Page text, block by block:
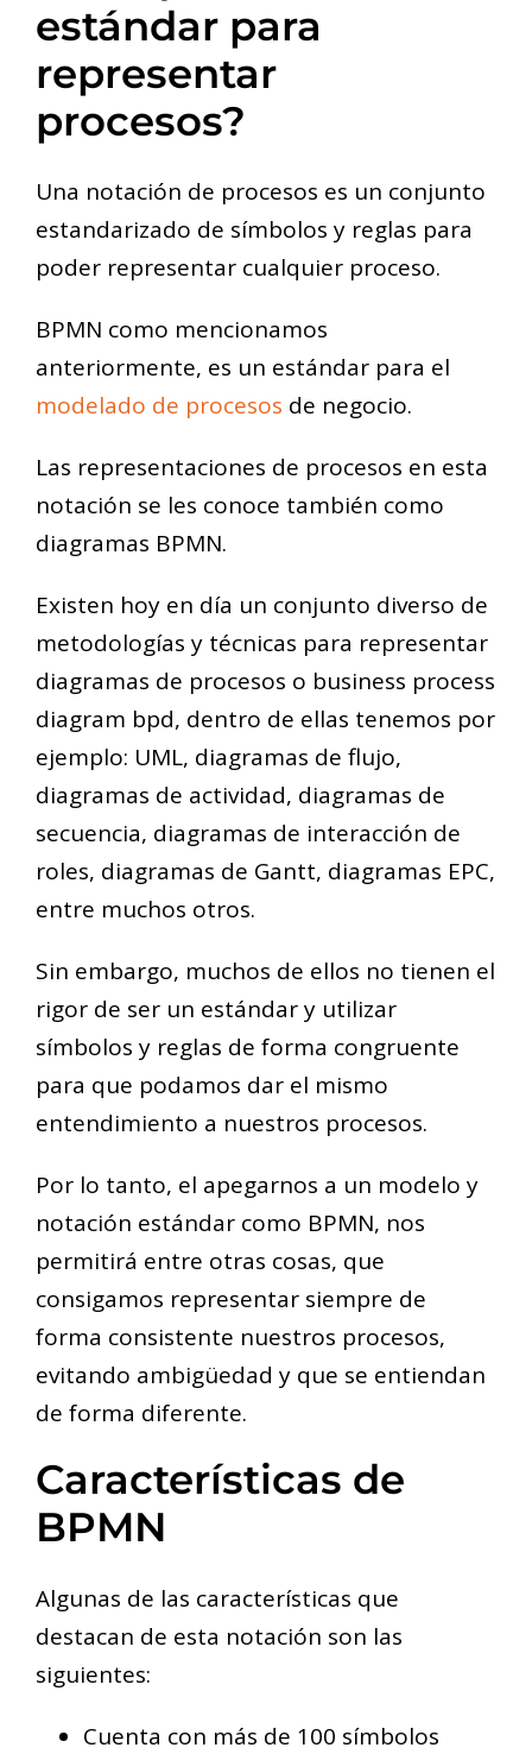
estándar para
representar
procesos?
Una notación de procesos es un conjunto
estandarizado de símbolos y reglas para
poder representar cualquier proceso.
BPMN como mencionamos
anteriormente, es un estándar para el
modelado de procesos de negocio.
Las representaciones de procesos en esta
notación se les conoce también como
diagramas BPMN.
Existen hoy en día un conjunto diverso de
metodologías y técnicas para representar
diagramas de procesos o business process
diagram bpd, dentro de ellas tenemos por
ejemplo: UML, diagramas de flujo,
diagramas de actividad, diagramas de
secuencia, diagramas de interacción de
roles, diagramas de Gantt, diagramas EPC,
entre muchos otros.
Sin embargo, muchos de ellos no tienen el
rigor de ser un estándar y utilizar
símbolos y reglas de forma congruente
para que podamos dar el mismo
entendimiento a nuestros procesos.
Por lo tanto, el apegarnos a un modelo y
notación estándar como BPMN, nos
permitirá entre otras cosas, que
consigamos representar siempre de
forma consistente nuestros procesos,
evitando ambigüedad y que se entiendan
de forma diferente.
Características de
BPMN
Algunas de las características que
destacan de esta notación son las
siguientes:
Cuenta con más de 100 símbolos